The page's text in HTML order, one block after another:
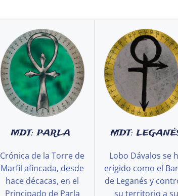
MDT: PARLA
Crónica de la Torre de
Marfil afincada, desde
hace décacas, en el
Principado de Parla
MDT:
Lobo Dávalos se
erigido como el
de Leganés y
su territorio a su